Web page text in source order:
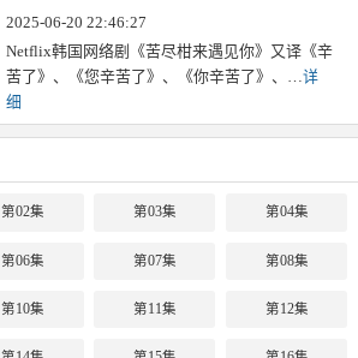
2025-06-20 22:46:27
Netflix韩国网络剧《苦尽柑来遇见你》又译《辛
苦了》、《您辛苦了》、《你辛苦了》、…详
细
第02集 第03集 第04集
第06集 第07集 第08集
第10集 第11集 第12集